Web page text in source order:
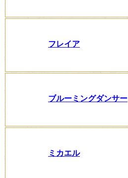
フレイア
ブルーミングダンサー
ミカエル